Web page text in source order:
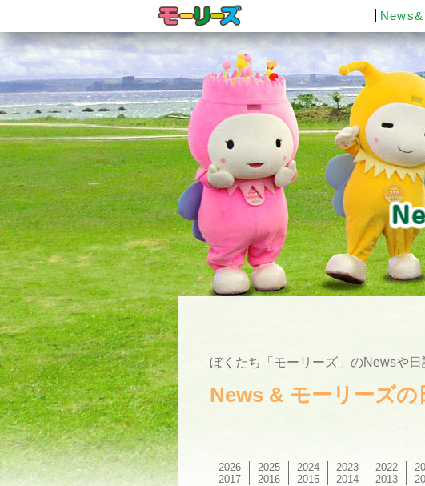
News&
ぼくたち「モーリーズ」のNewsや日
News & モーリーズの
2026 2025 2024 2023 2022
2017
2016 2015 2014 2013